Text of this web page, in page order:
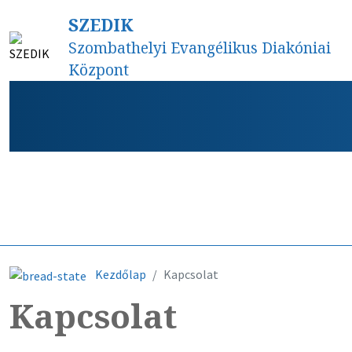
SZEDIK
Szombathelyi Evangélikus Diakóniai
Központ
Kezdőlap Kapcsolat
Kapcsolat